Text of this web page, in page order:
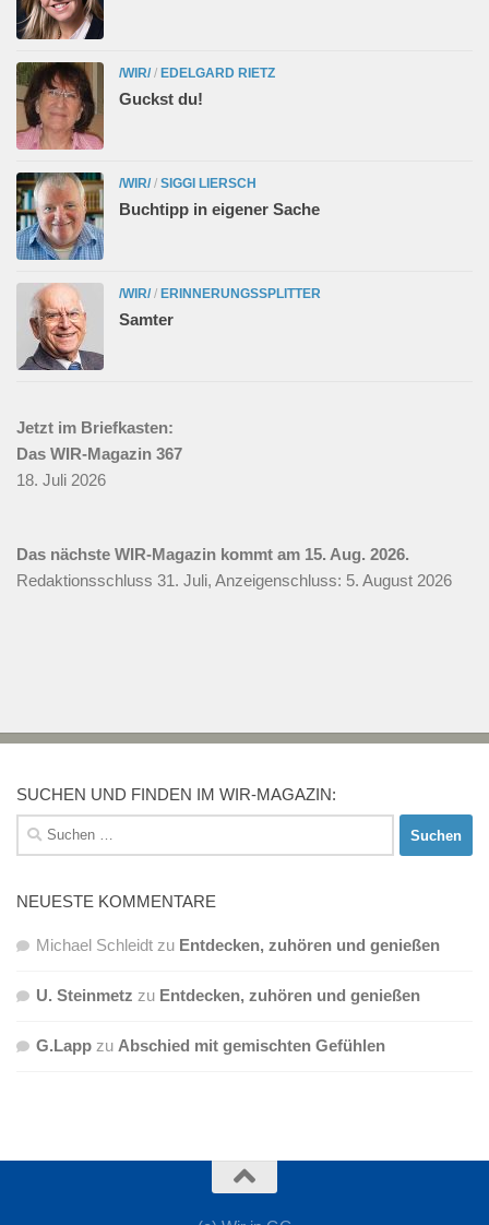
/WIR/ / EDELGARD RIETZ
Guckst du!
/WIR/ / SIGGI LIERSCH
Buchtipp in eigener Sache
/WIR/ / ERINNERUNGSSPLITTER
Samter
Jetzt im Briefkasten:
Das WIR-Magazin 367
18. Juli 2026
Das nächste WIR-Magazin kommt am 15. Aug. 2026.
Redaktionsschluss 31. Juli, Anzeigenschluss: 5. August 2026
SUCHEN UND FINDEN IM WIR-MAGAZIN:
Suchen
nach:
NEUESTE KOMMENTARE
Michael Schleidt zu Entdecken, zuhören und genießen
U. Steinmetz zu Entdecken, zuhören und genießen
G.Lapp zu Abschied mit gemischten Gefühlen